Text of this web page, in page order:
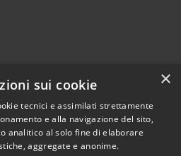
Copyright © 2026 • Comune di
×
sui cookie
tecnici e assimilati strettamente
e alla navigazione del sito,
analitico al solo fine di elaborare
aggregate e anonime.